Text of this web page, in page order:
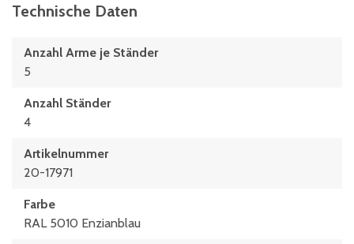
Technische Daten
Anzahl Arme je Ständer
5
Anzahl Ständer
4
Artikelnummer
20-17971
Farbe
RAL 5010 Enzianblau